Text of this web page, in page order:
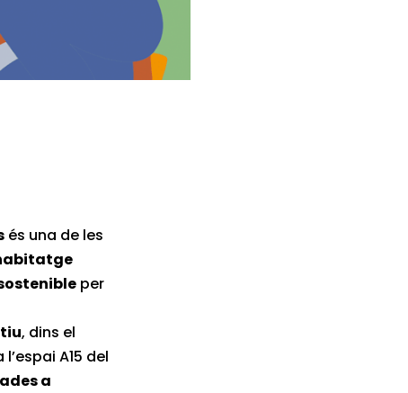
és una de les
per
, dins el
A15 del
a